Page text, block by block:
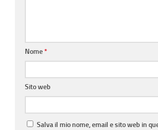
Nome*
Sito web
Salva il mio nome, email e sito web in